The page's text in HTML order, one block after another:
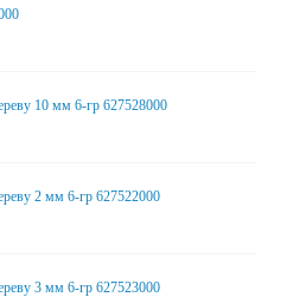
10 мм 6-гр 627528000
2 мм 6-гр 627522000
3 мм 6-гр 627523000